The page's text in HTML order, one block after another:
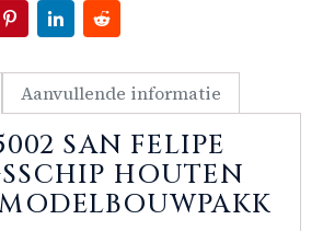
Aanvullende informatie
SAN FELIPE
HOUTEN